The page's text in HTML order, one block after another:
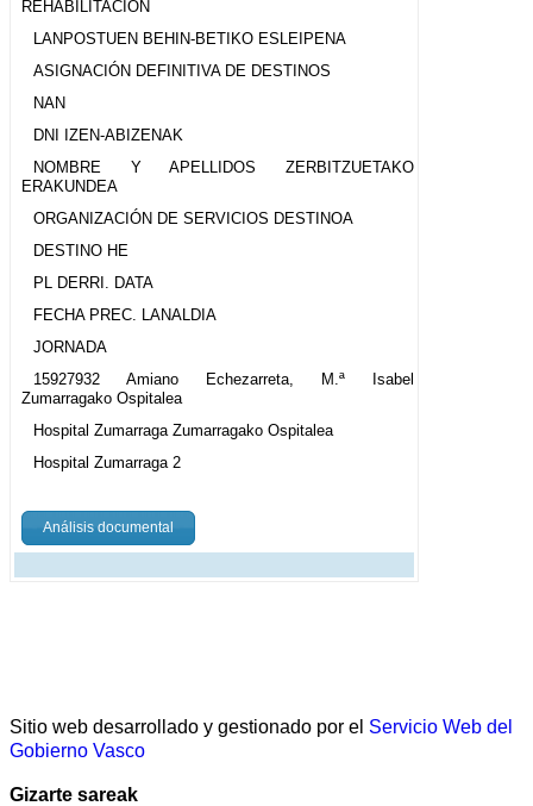
REHABILITACIÓN
LANPOSTUEN BEHIN-BETIKO ESLEIPENA
ASIGNACIÓN DEFINITIVA DE DESTINOS
NAN
DNI IZEN-ABIZENAK
NOMBRE Y APELLIDOS ZERBITZUETAKO
ERAKUNDEA
ORGANIZACIÓN DE SERVICIOS DESTINOA
DESTINO HE
PL DERRI. DATA
FECHA PREC. LANALDIA
JORNADA
15927932 Amiano Echezarreta, M.ª Isabel
Zumarragako Ospitalea
Hospital Zumarraga Zumarragako Ospitalea
Hospital Zumarraga 2
Análisis documental
Sitio web desarrollado y gestionado por el Servicio Web del
Gobierno Vasco
Gizarte sareak